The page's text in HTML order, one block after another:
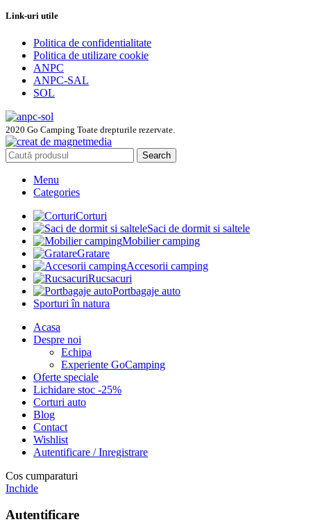
Link-uri utile
Politica de confidentialitate
Politica de utilizare cookie
ANPC
ANPC-SAL
SOL
2020 Go Camping Toate drepturile rezervate.
Search
Menu
Categories
Corturi
Saci de dormit si saltele
Mobilier camping
Gratare
Accesorii camping
Rucsacuri
Portbagaje auto
Sporturi în natura
Acasa
Despre noi
Echipa
Experiente GoCamping
Oferte speciale
Lichidare stoc -25%
Corturi auto
Blog
Contact
Wishlist
Autentificare / Inregistrare
Cos cumparaturi
Inchide
Autentificare